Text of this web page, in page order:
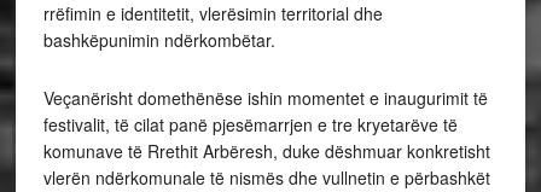
rrëfimin e identitetit, vlerësimin territorial dhe
bashkëpunimin ndërkombëtar.
Veçanërisht domethënëse ishin momentet e inaugurimit të
festivalit, të cilat panë pjesëmarrjen e tre kryetarëve të
komunave të Rrethit Arbëresh, duke dëshmuar konkretisht
vlerën ndërkomunale të nismës dhe vullnetin e përbashkët